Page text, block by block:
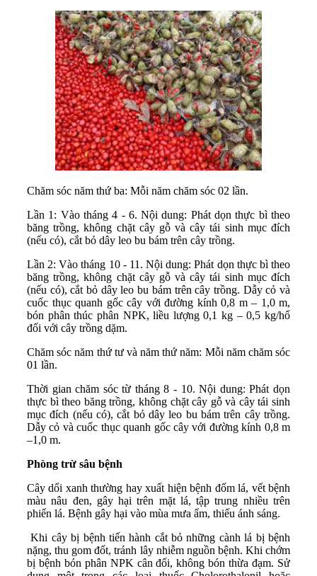
Chăm sóc năm thứ ba: Mỗi năm chăm sóc 02 lần.
Lần 1: Vào tháng 4 - 6. Nội dung: Phát dọn thực bì theo
băng trồng, không chặt cây gỗ và cây tái sinh mục đích
(nếu có), cắt bỏ dây leo bu bám trên cây trồng.
Lần 2: Vào tháng 10 - 11. Nội dung: Phát dọn thực bì theo
băng trồng, không chặt cây gỗ và cây tái sinh mục đích
(nếu có), cắt bỏ dây leo bu bám trên cây trồng. Dẫy cỏ và
cuốc thục quanh gốc cây với đường kính 0,8 m – 1,0 m,
bón phân thúc phân NPK, liều lượng 0,1 kg – 0,5 kg/hố
đối với cây trồng dặm.
Chăm sóc năm thứ tư và năm thứ năm: Mỗi năm chăm sóc
01 lần.
Thời gian chăm sóc từ tháng 8 - 10. Nội dung: Phát dọn
thực bì theo băng trồng, không chặt cây gỗ và cây tái sinh
mục đích (nếu có), cắt bỏ dây leo bu bám trên cây trồng.
Dẫy cỏ và cuốc thục quanh gốc cây với đường kính 0,8 m
–1,0 m.
Phòng trừ sâu bệnh
Cây dổi xanh thường hay xuất hiện bệnh đốm lá, vết bệnh
màu nâu đen, gây hại trên mặt lá, tập trung nhiều trên
phiến lá. Bệnh gây hại vào mùa mưa ẩm, thiếu ánh sáng.
Khi cây bị bệnh tiến hành cắt bỏ những cành lá bị bệnh
nặng, thu gom đốt, tránh lây nhiễm nguồn bệnh. Khi chớm
bị bệnh bón phân NPK cân đối, không bón thừa đạm. Sử